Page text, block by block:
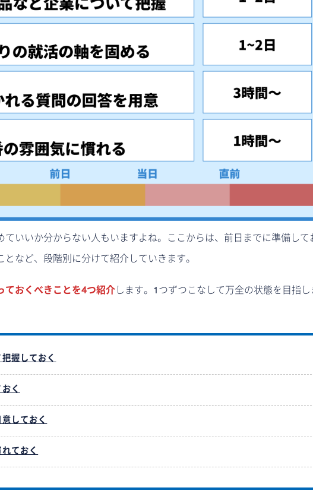
ていいか分からない人もいますよね。ここからは、前日までに準備して
など、段階別に分けて紹介していきます。
ておくべきことを4つ紹介 します。1つずつこなして万全の状態を目指し
握しておく
く
しておく
ておく